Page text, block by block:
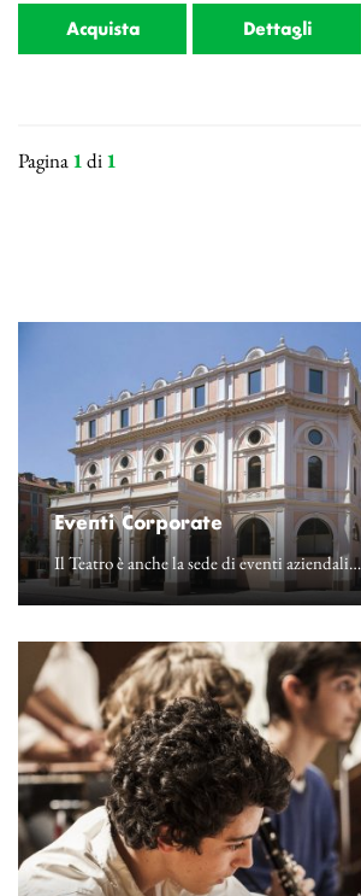
Acquista Dettagli
Pagina1di1
Eventi Corporate
Il Teatro è anche la sede di eventi aziendali…